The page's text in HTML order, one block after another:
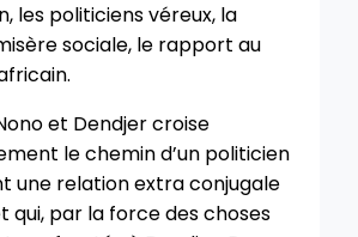
les politiciens véreux, la
sociale, le rapport au
et Dendjer croise
le chemin d’un politicien
une relation extra conjugale
qui, par la force des choses